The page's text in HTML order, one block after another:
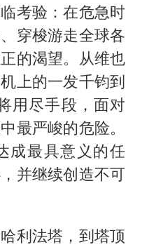
考验：在危急时
穿梭游走全球各
的渴望。从维也
上的一发千钧到
用尽手段，面对
最严峻的危险。
成最具意义的任
并继续创造不可
利法塔，到塔顶